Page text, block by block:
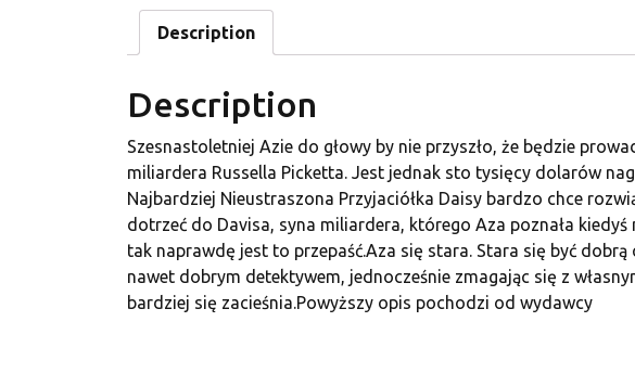
Description
Description
Szesnastoletniej Azie do głowy by nie przyszło, że będzie
miliardera Russella Picketta. Jest jednak sto tysięcy dolarów
Najbardziej Nieustraszona Przyjaciółka Daisy bardzo chce
dotrzeć do Davisa, syna miliardera, którego Aza poznała
tak naprawdę jest to przepaść.Aza się stara. Stara się być
nawet dobrym detektywem, jednocześnie zmagając się z
bardziej się zacieśnia.Powyższy opis pochodzi od wydawcy